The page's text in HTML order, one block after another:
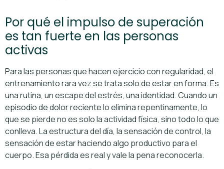
Por qué el impulso de superación
es tan fuerte en las personas
activas
Para las personas que hacen ejercicio con regularidad, el
entrenamiento rara vez se trata solo de estar en forma. Es
una rutina, un escape del estrés, una identidad. Cuando un
episodio de dolor reciente lo elimina repentinamente, lo
que se pierde no es solo la actividad física, sino todo lo que
conlleva. La estructura del día, la sensación de control, la
sensación de estar haciendo algo productivo para el
cuerpo. Esa pérdida es real y vale la pena reconocerla.